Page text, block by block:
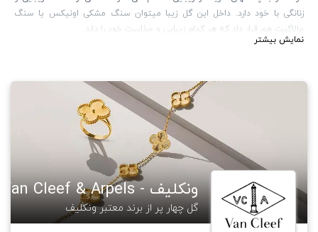
زنانگی با خود دارد. داخل این گل زیبا میتوان سنگ مشکی اونیکس یا سنگ
مالاکیت هم قرار داد که هر کدام زیبایی و جذابیت خود را دارد.
طرح های مطرح این برند در زمینه ساعت، " پیراهن صورتی ساعت ها" نام دارد که
باریکی آن دلیل اصلی مطرح شدن آن بود. جالب است بدانید نماد گل شبدر
معروف این برند از جک آرپل الهام گرفته شده. جک آرپل عادت داشته گل های
شبدر چهار برگ باغ خود را جمع و همراه یک شعر که به انتخاب خودش بوده، به
کارکنانش بدهد. هدف او از این کار، دادن "امیدواری" به آنها بوده. در حال حاضر
جدیدترین کالکشن این برند " هفت دریا " نام دارد.
گالری ساعتچی مجموعه ای از طرح های معروف این برند را طراحی و تولید نموده
که در لینک زیر قابل مشاهده و خرید هستند.
https://saatchico.com/
VanCleef&Arples
نمایش بیشتر
ونکلیف - Van Cleef & Arpels
گل چهار پر از برند معتبر ونکلیف